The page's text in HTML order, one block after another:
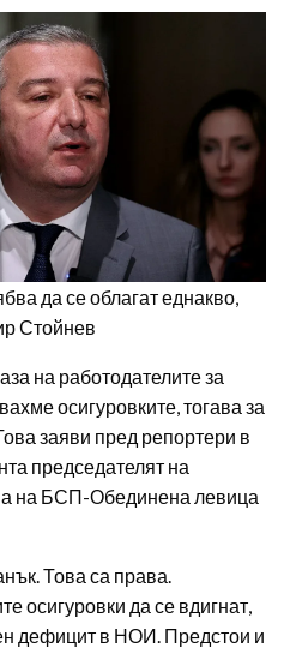
да се облагат еднакво,
Стойнев
на работодателите за
осигуровките, тогава за
заяви пред репортери в
председателят на
на БСП-Обединена левица
Това са права.
осигуровки да се вдигнат,
дефицит в НОИ. Предстои и